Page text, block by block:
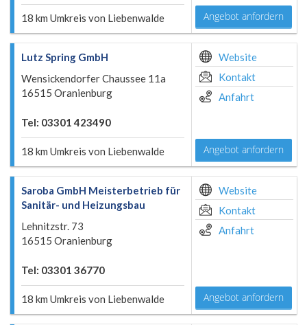
18 km Umkreis von Liebenwalde Angebot anfordern
Lutz Spring GmbH
Wensickendorfer Chaussee 11a
16515 Oranienburg
Tel: 03301 423490
18 km Umkreis von Liebenwalde
Website
Kontakt
Anfahrt
Angebot anfordern
Saroba GmbH Meisterbetrieb für
Sanitär- und Heizungsbau
Lehnitzstr. 73
16515 Oranienburg
Tel: 03301 36770
18 km Umkreis von Liebenwalde
Website
Kontakt
Anfahrt
Angebot anfordern